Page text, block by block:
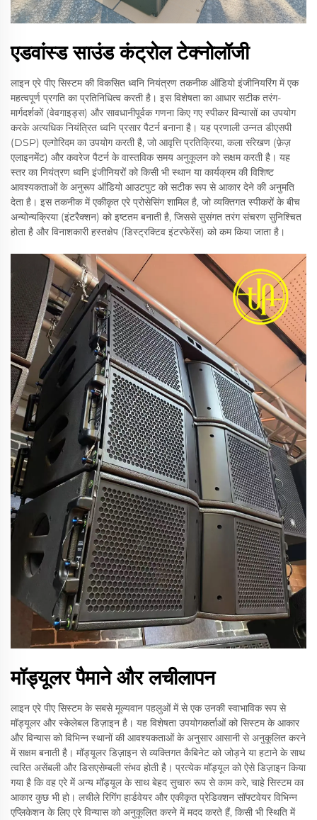
एडवांस्ड साउंड कंट्रोल टेक्नोलॉजी
लाइन एरे पीए सिस्टम की विकसित ध्वनि नियंत्रण तकनीक ऑडियो इंजीनियरिंग में एक
महत्वपूर्ण प्रगति का प्रतिनिधित्व करती है। इस विशेषता का आधार सटीक तरंग-
मार्गदर्शकों (वेवगाइड्स) और सावधानीपूर्वक गणना किए गए स्पीकर विन्यासों का उपयोग
करके अत्यधिक नियंत्रित ध्वनि प्रसार पैटर्न बनाना है। यह प्रणाली उन्नत डीएसपी
(DSP) एल्गोरिदम का उपयोग करती है, जो आवृत्ति प्रतिक्रिया, कला संरेखण (फ़ेज़
एलाइनमेंट) और कवरेज पैटर्न के वास्तविक समय अनुकूलन को सक्षम करती है। यह
स्तर का नियंत्रण ध्वनि इंजीनियरों को किसी भी स्थान या कार्यक्रम की विशिष्ट
आवश्यकताओं के अनुरूप ऑडियो आउटपुट को सटीक रूप से आकार देने की अनुमति
देता है। इस तकनीक में एकीकृत एरे प्रोसेसिंग शामिल है, जो व्यक्तिगत स्पीकरों के बीच
अन्योन्यक्रिया (इंटरैक्शन) को इष्टतम बनाती है, जिससे सुसंगत तरंग संचरण सुनिश्चित
होता है और विनाशकारी हस्तक्षेप (डिस्ट्रक्टिव इंटरफेरेंस) को कम किया जाता है।
मॉड्यूलर पैमाने और लचीलापन
लाइन एरे पीए सिस्टम के सबसे मूल्यवान पहलुओं में से एक उनकी स्वाभाविक रूप से
मॉड्यूलर और स्केलेबल डिज़ाइन है। यह विशेषता उपयोगकर्ताओं को सिस्टम के आकार
और विन्यास को विभिन्न स्थानों की आवश्यकताओं के अनुसार आसानी से अनुकूलित करने
में सक्षम बनाती है। मॉड्यूलर डिज़ाइन से व्यक्तिगत कैबिनेट को जोड़ने या हटाने के साथ
त्वरित असेंबली और डिसएसेम्बली संभव होती है। प्रत्येक मॉड्यूल को ऐसे डिज़ाइन किया
गया है कि वह एरे में अन्य मॉड्यूल के साथ बेहद सुचारु रूप से काम करे, चाहे सिस्टम का
आकार कुछ भी हो। लचीले रिगिंग हार्डवेयर और एकीकृत प्रेडिक्शन सॉफ्टवेयर विभिन्न
एप्लिकेशन के लिए एरे विन्यास को अनुकूलित करने में मदद करते हैं, किसी भी स्थिति में